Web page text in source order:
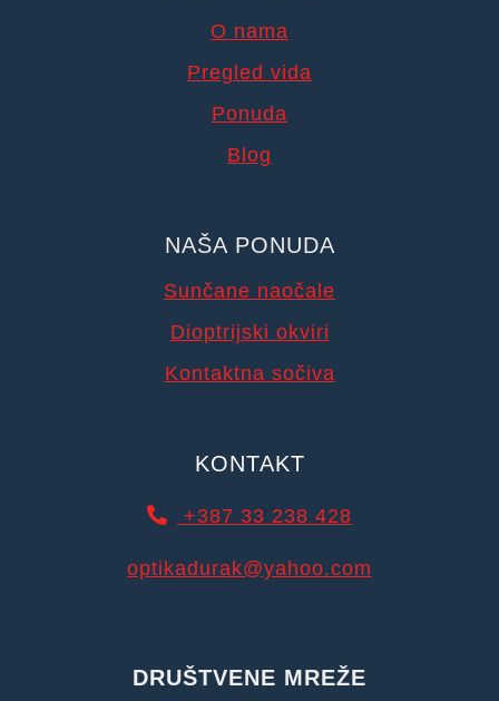
O nama
Pregled vida
Ponuda
Blog
NAŠA PONUDA
Sunčane naočale
Dioptrijski okviri
Kontaktna sočiva
KONTAKT
+387 33 238 428
optikadurak@yahoo.com
DRUŠTVENE MREŽE